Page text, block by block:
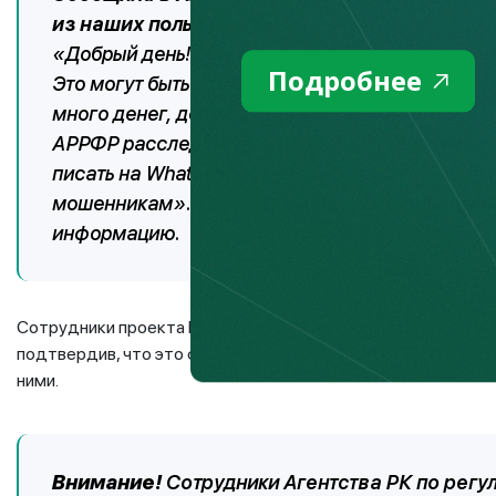
из наших пользователей:
«Добрый день! Мне позвонили и сказали, что
Это могут быть мошенники? Звонящий
много денег, доверившим мошенникам, и
АРРФР расследует мое дело и поступило
писать на WhatsApp. Он потребовал, чтобы я
мошенникам». Как выяснилось,
информацию.
Сотрудники проекта Fingramota.kz, к которым обратилась
подтвердив, что это финансовые мошенники, и
ними.
Внимание!Сотрудники Агентства РК по
Подробнее